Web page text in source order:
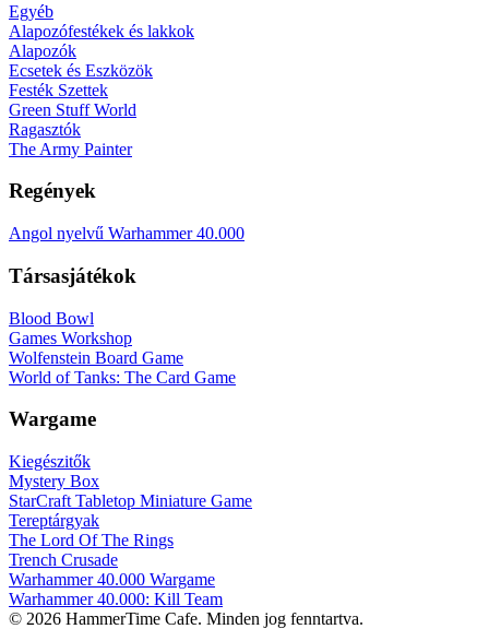
Egyéb
Alapozófestékek és lakkok
Alapozók
Ecsetek és Eszközök
Festék Szettek
Green Stuff World
Ragasztók
The Army Painter
Regények
Angol nyelvű Warhammer 40.000
Társasjátékok
Blood Bowl
Games Workshop
Wolfenstein Board Game
World of Tanks: The Card Game
Wargame
Kiegészitők
Mystery Box
StarCraft Tabletop Miniature Game
Tereptárgyak
The Lord Of The Rings
Trench Crusade
Warhammer 40.000 Wargame
Warhammer 40.000: Kill Team
© 2026 HammerTime Cafe. Minden jog fenntartva.